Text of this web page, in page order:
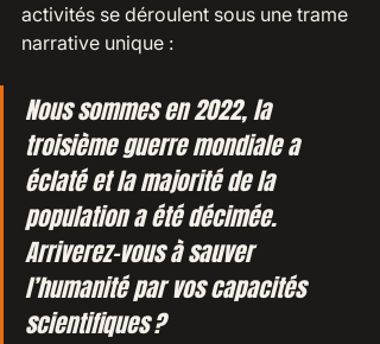
activités se déroulent sous une trame
narrative unique :
Nous sommes en 2022, la
troisième guerre mondiale a
éclaté et la majorité de la
population a été décimée.
Arriverez-vous à sauver
l’humanité par vos capacités
scientifiques ?